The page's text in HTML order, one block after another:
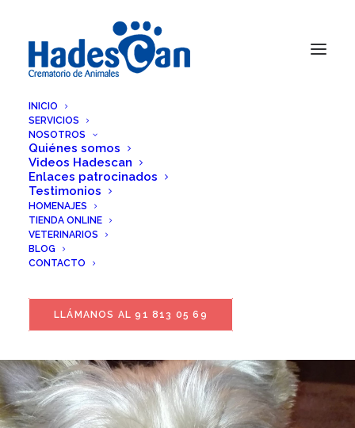
INICIO
SERVICIOS
NOSOTROS
Quiénes somos
Videos Hadescan
Enlaces patrocinados
Testimonios
HOMENAJES
TIENDA ONLINE
VETERINARIOS
BLOG
CONTACTO
LLÁMANOS AL 91 813 05 69